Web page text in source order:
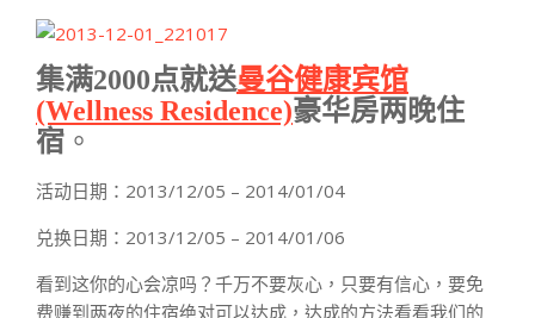
集满2000点就送曼谷健康宾馆
(Wellness Residence)豪华房两晚住
宿 。
活动日期：2013/12/05 – 2014/01/04
兑换日期：2013/12/05 – 2014/01/06
看到这你的心会凉吗？千万不要灰心，只要有信心，要免
费赚到两夜的住宿绝对可以达成，达成的方法看看我们的